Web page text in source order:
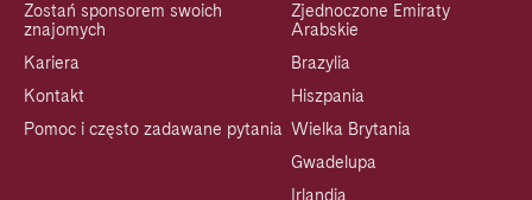
Zostań sponsorem swoich
znajomych
Kariera
Kontakt
Pomoc i często zadawane pytania
Zjednoczone Emiraty
Arabskie
Brazylia
Hiszpania
Wielka Brytania
Gwadelupa
Irlandia